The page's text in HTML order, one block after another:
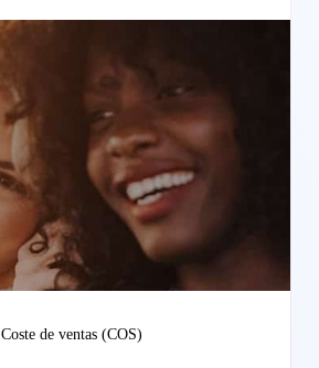
Coste de ventas (COS)